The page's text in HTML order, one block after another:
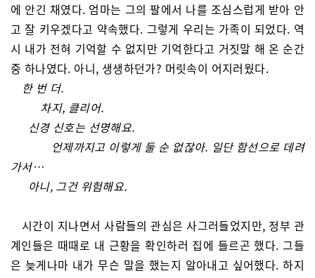
에 안긴 채였다. 엄마는 그의 팔에서 나를 조심스럽게 받아 안
고 잘 키우겠다고 약속했다. 그렇게 우리는 가족이 되었다. 역
시 내가 전혀 기억할 수 없지만 기억한다고 거짓말 해 온 순간
중 하나였다. 아니, 생생하던가? 머릿속이 어지러웠다.
한 번 더.
차지, 클리어.
신경 신호는 선명해요.
언제까지고 이렇게 둘 순 없잖아. 일단 함선으로 데려
가서…
아니, 그건 위험해요.
시간이 지나면서 사람들의 관심은 사그러들었지만, 정부 관
계인들은 때때로 내 근황을 확인하러 집에 들르곤 했다. 그들
은 늦게나마 내가 무슨 말을 했는지 알아내고 싶어했다. 하지